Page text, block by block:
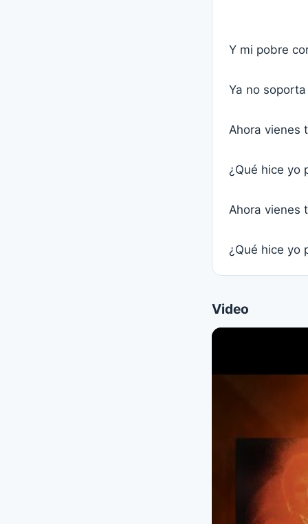
Y mi pobre
Ya no
Ahora vienes
¿Qué hice yo
Ahora vienes
¿Qué hice yo
Video